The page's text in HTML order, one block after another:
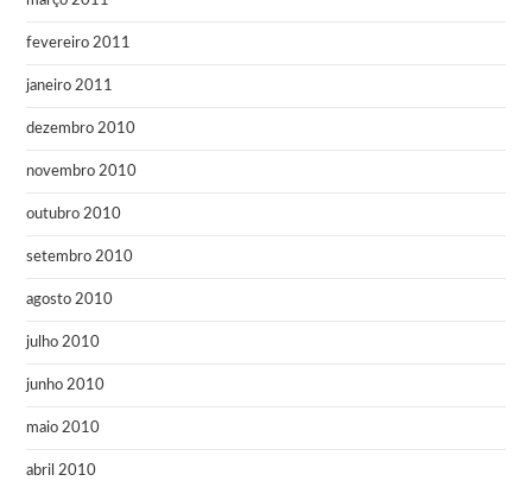
fevereiro 2011
janeiro 2011
dezembro 2010
novembro 2010
outubro 2010
setembro 2010
agosto 2010
julho 2010
junho 2010
maio 2010
abril 2010